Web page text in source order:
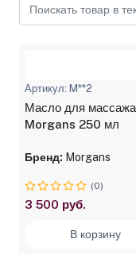
Артикул: M**2
Масло для массажа
Morgans 250 мл
Бренд: Morgans
(0)
3 500 руб.
В корзину